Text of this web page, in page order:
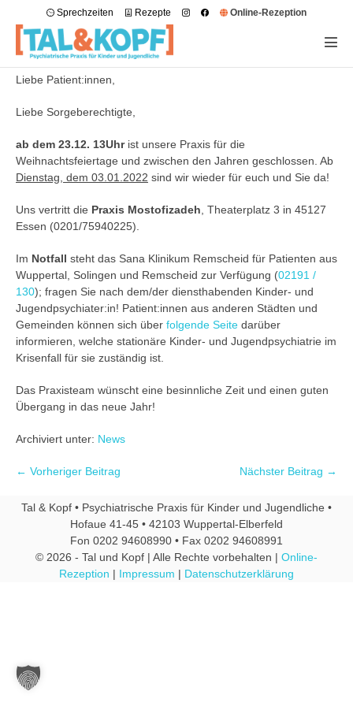
Sprechzeiten Rezepte Online-Rezeption
Liebe Patient:innen,
Liebe Sorgeberechtigte,
ab dem 23.12. 13Uhrist unsere Praxis für die
Weihnachtsfeiertage und zwischen den Jahren geschlossen. Ab
Dienstag, dem 03.01.2022 sind wir wieder für euch und Sie da!
Uns vertritt die Praxis Mostofizadeh , Theaterplatz 3 in 45127
Essen (0201/75940225).
Im Notfall steht das Sana Klinikum Remscheid für Patienten aus
Wuppertal, Solingen und Remscheid zur Verfügung (02191 /
130); fragen Sie nach dem/der diensthabenden Kinder- und
Jugendpsychiater:in! Patient:innen aus anderen Städten und
Gemeinden können sich über folgende Seite darüber
informieren, welche stationäre Kinder- und Jugendpsychiatrie im
Krisenfall für sie zuständig ist.
Das Praxisteam wünscht eine besinnliche Zeit und einen guten
Übergang in das neue Jahr!
Archiviert unter: News
← Vorheriger Beitrag Nächster Beitrag →
Tal & Kopf • Psychiatrische Praxis für Kinder und Jugendliche •
Hofaue 41-45 • 42103 Wuppertal-Elberfeld
Fon 0202 94608990 • Fax 0202 94608991
© 2026 - Tal und Kopf | Alle Rechte vorbehalten | Online-
Rezeption | Impressum | Datenschutzerklärung